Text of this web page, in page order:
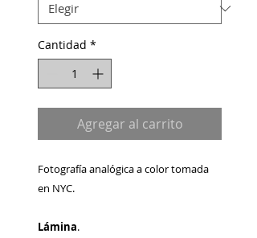
Cantidad *
Agregar al carrito
Fotografía analógica a color tomada
en NYC.
Lámina.